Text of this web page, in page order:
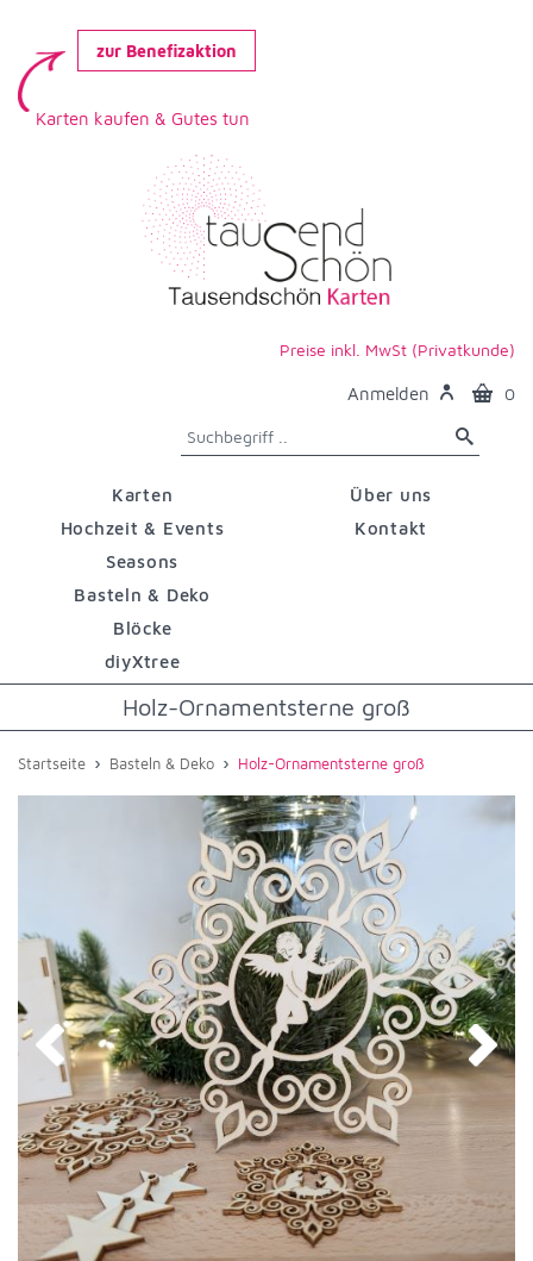
zur Benefizaktion
Karten kaufen & Gutes tun
Preise inkl. MwSt (Privatkunde)
Anmelden 0
Karten
Hochzeit & Events
Seasons
Basteln & Deko
Blöcke
diyXtree
Über uns
Kontakt
Holz-Ornamentsterne groß
Startseite › Basteln & Deko › Holz-Ornamentsterne groß